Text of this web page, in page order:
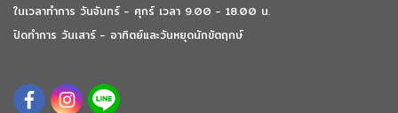
ในเวลาทำการ วันจันทร์ - ศุกร์ เวลา 9.00 - 18.00 น.
ปิดทำการ วันเสาร์ - อาทิตย์และวันหยุดนักขัตฤกษ์